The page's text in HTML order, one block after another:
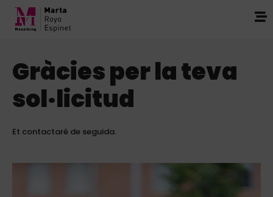
Gràcies per la teva
sol·licitud
Et contactaré de seguida.